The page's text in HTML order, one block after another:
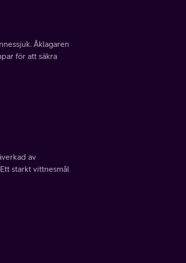
Åklagaren
för att säkra
av
starkt vittnesmål